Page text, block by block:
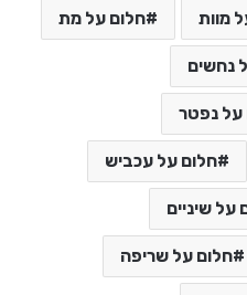
מוות חלום על מת
נחשים
על נפטר
חלום על עכביש
על שיניים
חלום על שריפה